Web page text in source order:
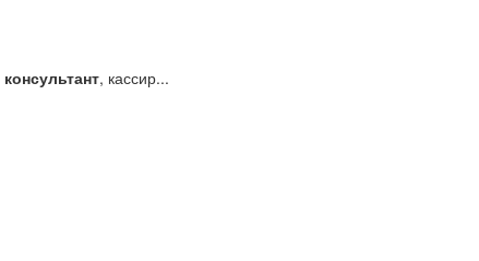
консультант, кассир...